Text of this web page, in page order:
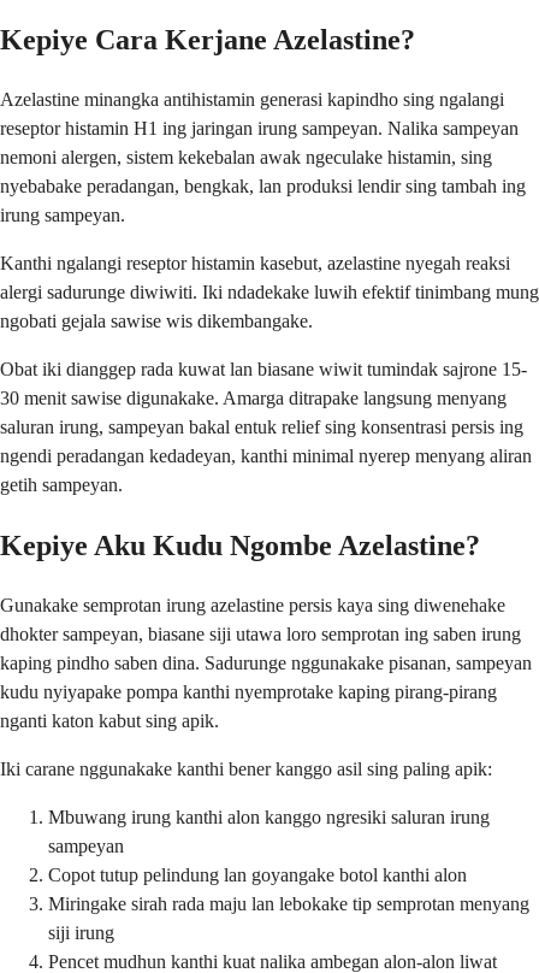
Kepiye Cara Kerjane Azelastine?
Azelastine minangka antihistamin generasi kapindho sing ngalangi
reseptor histamin H1 ing jaringan irung sampeyan. Nalika sampeyan
nemoni alergen, sistem kekebalan awak ngeculake histamin, sing
nyebabake peradangan, bengkak, lan produksi lendir sing tambah ing
irung sampeyan.
Kanthi ngalangi reseptor histamin kasebut, azelastine nyegah reaksi
alergi sadurunge diwiwiti. Iki ndadekake luwih efektif tinimbang mung
ngobati gejala sawise wis dikembangake.
Obat iki dianggep rada kuwat lan biasane wiwit tumindak sajrone 15-
30 menit sawise digunakake. Amarga ditrapake langsung menyang
saluran irung, sampeyan bakal entuk relief sing konsentrasi persis ing
ngendi peradangan kedadeyan, kanthi minimal nyerep menyang aliran
getih sampeyan.
Kepiye Aku Kudu Ngombe Azelastine?
Gunakake semprotan irung azelastine persis kaya sing diwenehake
dhokter sampeyan, biasane siji utawa loro semprotan ing saben irung
kaping pindho saben dina. Sadurunge nggunakake pisanan, sampeyan
kudu nyiyapake pompa kanthi nyemprotake kaping pirang-pirang
nganti katon kabut sing apik.
Iki carane nggunakake kanthi bener kanggo asil sing paling apik:
Mbuwang irung kanthi alon kanggo ngresiki saluran irung
sampeyan
Copot tutup pelindung lan goyangake botol kanthi alon
Miringake sirah rada maju lan lebokake tip semprotan menyang
siji irung
Pencet mudhun kanthi kuat nalika ambegan alon-alon liwat